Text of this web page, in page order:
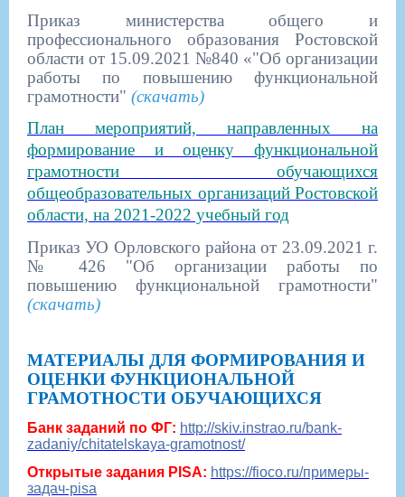
Приказ министерства общего и
профессионального образования Ростовской
области от 15.09.2021 №840 «"Об организации
работы по повышению функциональной
грамотности" (скачать)
План мероприятий, направленных на
формирование и оценку функциональной
грамотности обучающихся
общеобразовательных организаций Ростовской
области, на 2021-2022 учебный год
Приказ УО Орловского района от 23.09.2021 г.
№ 426 "Об организации работы по
повышению функциональной грамотности"
(скачать)
МАТЕРИАЛЫ ДЛЯ ФОРМИРОВАНИЯ И
ОЦЕНКИ ФУНКЦИОНАЛЬНОЙ
ГРАМОТНОСТИ ОБУЧАЮЩИХСЯ
Банк заданий по ФГ: http://skiv.instrao.ru/bank-
zadaniy/chitatelskaya-gramotnost/
Открытые задания PISA: https://fioco.ru/примеры-
задач-pisa